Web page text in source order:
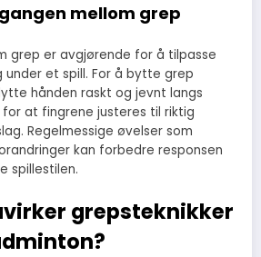
mellom grep
grep er avgjørende for å tilpasse
under et spill. For å bytte grep
hånden raskt og jevnt langs
at fingrene justeres til riktig
Regelmessige øvelser som
kan forbedre responsen
spillestilen.
grepsteknikker